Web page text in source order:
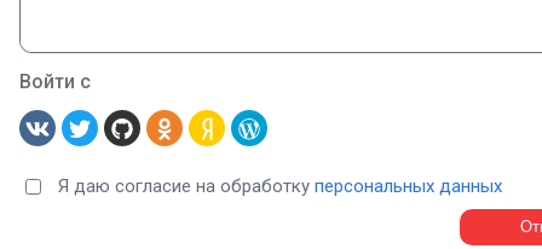
Войти с
Я даю согласие на обработку персональных данных